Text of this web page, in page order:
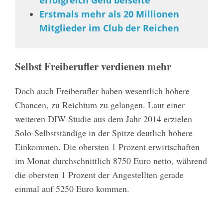
Erstmals mehr als 20 Millionen
Mitglieder im Club der Reichen
Selbst Freiberufler verdienen mehr
Doch auch Freiberufler haben wesentlich höhere
Chancen, zu Reichtum zu gelangen. Laut einer
weiteren DIW-Studie aus dem Jahr 2014 erzielen
Solo-Selbstständige in der Spitze deutlich höhere
Einkommen. Die obersten 1 Prozent erwirtschaften
im Monat durchschnittlich 8750 Euro netto, während
die obersten 1 Prozent der Angestellten gerade
einmal auf 5250 Euro kommen.